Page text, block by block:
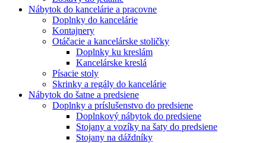
Nábytok do kancelárie a pracovne
Doplnky do kancelárie
Kontajnery
Otáčacie a kancelárske stoličky
Doplnky ku kreslám
Kancelárske kreslá
Písacie stoly
Skrinky a regály do kancelárie
Nábytok do šatne a predsiene
Doplnky a príslušenstvo do predsiene
Doplnkový nábytok do predsiene
Stojany a vozíky na šaty do predsiene
Stojany na dáždníky